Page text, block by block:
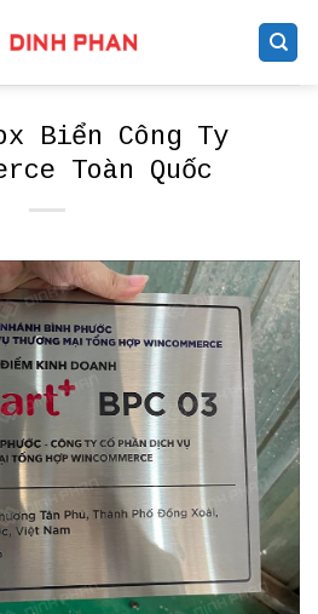
Biển Công Ty
Toàn Quốc